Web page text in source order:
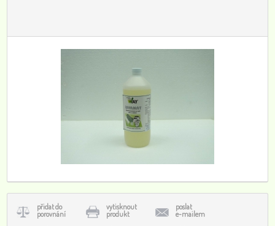
přidat do
porovnání
vytisknout
produkt
poslat
e-mailem